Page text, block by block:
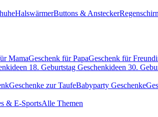
HalswärmerButtons & Anstecker
MamaGeschenk für PapaGeschenk für
18. Geburtstag Geschenkideen 30.
Geschenke zur TaufeBabyparty Geschenke
& E-SportsAlle Themen